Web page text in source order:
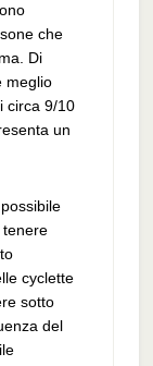
che
Di
meglio
circa 9/10
un
tenere
cyclette
sotto
del